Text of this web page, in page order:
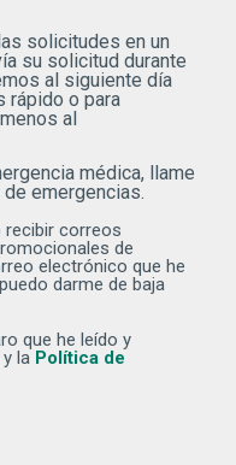
solicitudes en un
su solicitud durante
al siguiente día
rápido o para
al
médica, llame
emergencias.
recibir correos
recibir correos
de
electrónico que he
darme de baja
que he leído y acepto
que he leído y
(Se abre una ventana
y la Política de
nueva)